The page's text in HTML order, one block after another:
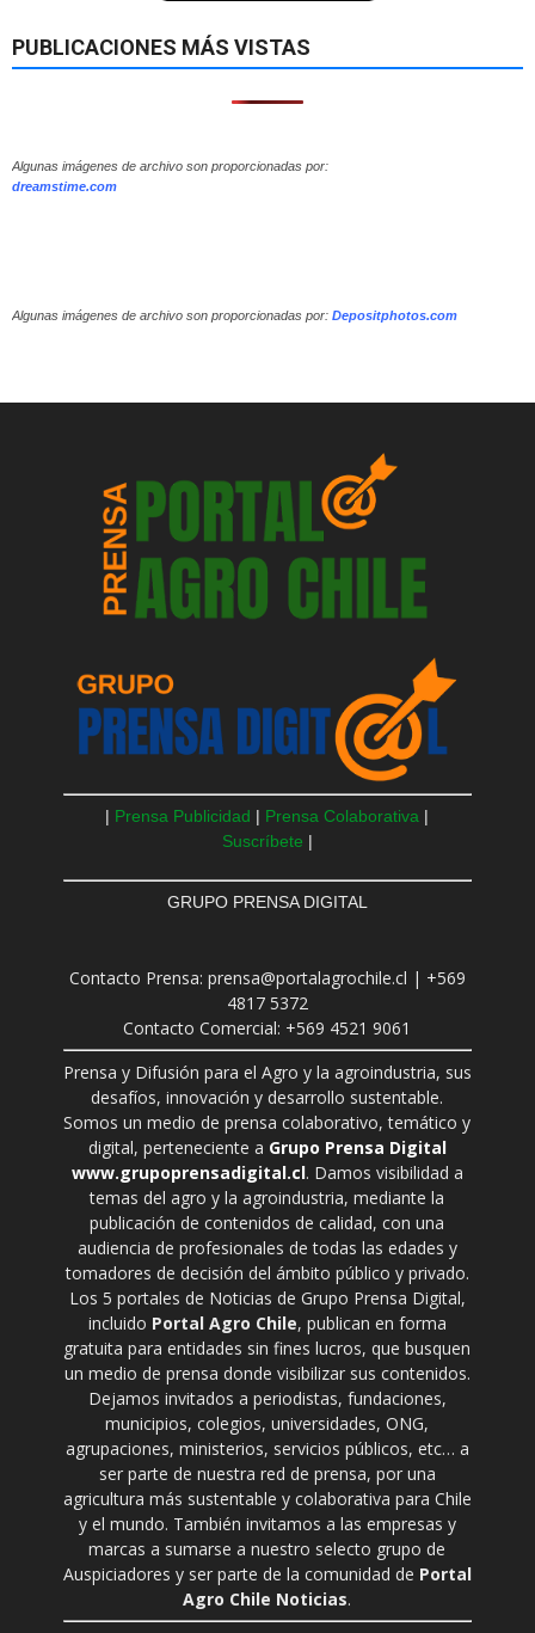
PUBLICACIONES MÁS VISTAS
Algunas imágenes de archivo son proporcionadas por:
dreamstime.com
Algunas imágenes de archivo son proporcionadas por: Depositphotos.com
| Prensa Publicidad | Prensa Colaborativa |
Suscríbete |
GRUPO PRENSA DIGITAL
Contacto Prensa: prensa@portalagrochile.cl | +569
4817 5372
Contacto Comercial: +569 4521 9061
Prensa y Difusión para el Agro y la agroindustria, sus
desafíos, innovación y desarrollo sustentable.
Somos un medio de prensa colaborativo, temático y
digital, perteneciente a Grupo Prensa Digital
www.grupoprensadigital.cl. Damos visibilidad a
temas del agro y la agroindustria, mediante la
publicación de contenidos de calidad, con una
audiencia de profesionales de todas las edades y
tomadores de decisión del ámbito público y privado.
Los 5 portales de Noticias de Grupo Prensa Digital,
incluido Portal Agro Chile, publican en forma
gratuita para entidades sin fines lucros, que busquen
un medio de prensa donde visibilizar sus contenidos.
Dejamos invitados a periodistas, fundaciones,
municipios, colegios, universidades, ONG,
agrupaciones, ministerios, servicios públicos, etc… a
ser parte de nuestra red de prensa, por una
agricultura más sustentable y colaborativa para Chile
y el mundo. También invitamos a las empresas y
marcas a sumarse a nuestro selecto grupo de
Auspiciadores y ser parte de la comunidad de Portal
Agro Chile Noticias.